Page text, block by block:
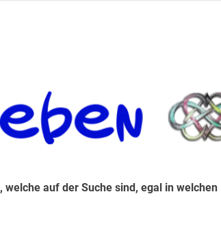
auf der Suche sind, egal in welchen